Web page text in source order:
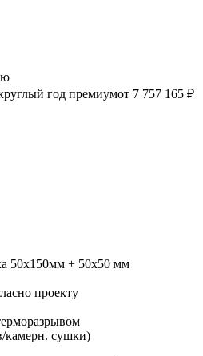
год премиумот 7 757 165 ₽
50х150мм + 50х50 мм
проекту
камерн. сушки)